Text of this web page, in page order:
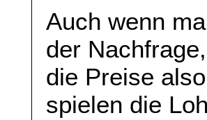
Auch wenn
der
die Preise
spielen die